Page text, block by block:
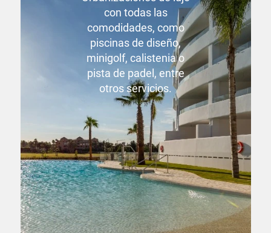
con todas las
comodidades, como
piscinas de diseño,
minigolf, calistenia o
pista de padel, entre
otros servicios.